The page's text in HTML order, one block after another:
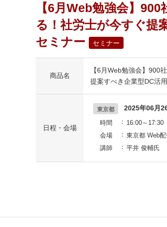
【6月Web勉強会】
る！社労士が今すぐ提
セミナー
セミナー
商品名
【6月Web勉強会】900
提案すべき企業型DC活
日程・会場
東京都 2025年06月
時間
16:00～17:30
会場
東京都 Web配
講師
平井 俊輔氏